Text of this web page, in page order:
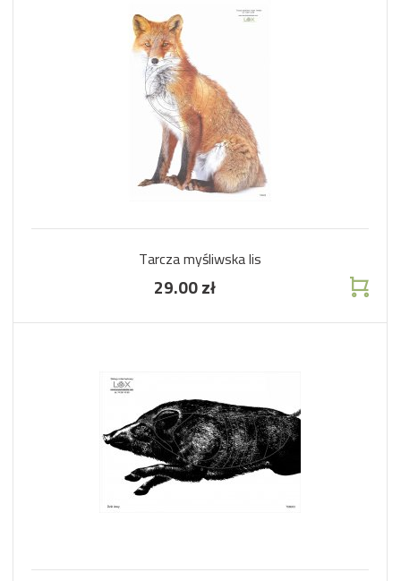
Tarcza myśliwska lis
29.00 zł